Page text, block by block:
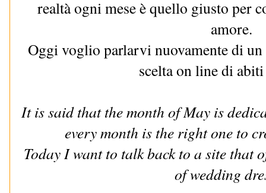
realtà ogni mese è quello giusto per
amore.
Oggi voglio parlarvi nuovamente di
scelta on line di
It is said that the month of May is
every month is the right one to
Today I want to talk back to a site that
of wedding